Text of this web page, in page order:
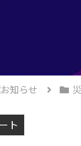
知らせ
ト